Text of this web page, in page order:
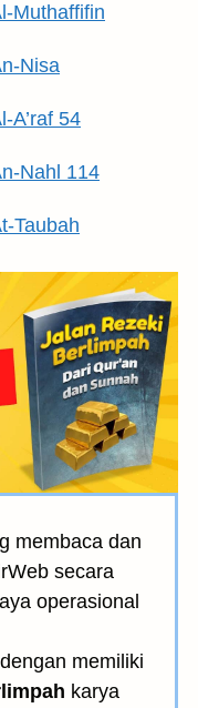
Muthaffifin
Nisa
A’raf 54
Nahl 114
Taubah
membaca dan
secara
operasional
memiliki
karya